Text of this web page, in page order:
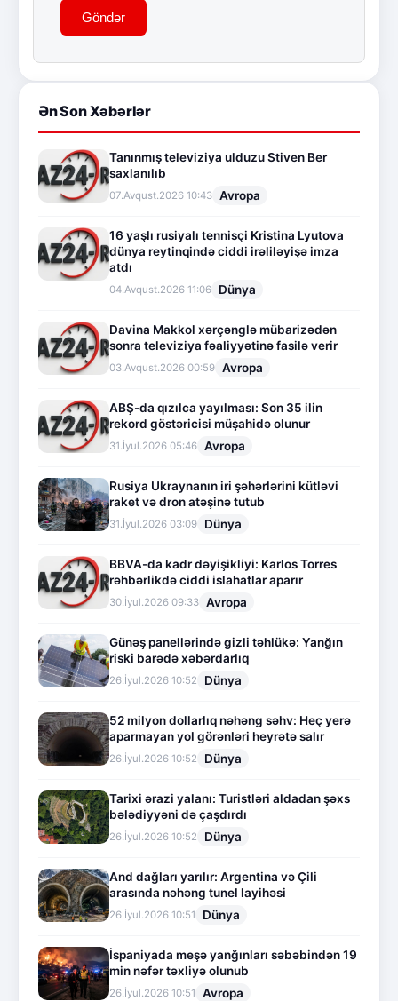
Göndər
Ən Son Xəbərlər
Tanınmış televiziya ulduzu Stiven Ber
saxlanılıb
07.Avqust.2026 10:43 Avropa
16 yaşlı rusiyalı tennisçi Kristina Lyutova
dünya reytinqində ciddi irəliləyişə imza
atdı
04.Avqust.2026 11:06 Dünya
Davina Makkol xərçənglə mübarizədən
sonra televiziya fəaliyyətinə fasilə verir
03.Avqust.2026 00:59 Avropa
ABŞ-da qızılca yayılması: Son 35 ilin
rekord göstəricisi müşahidə olunur
31.İyul.2026 05:46 Avropa
Rusiya Ukraynanın iri şəhərlərini kütləvi
raket və dron atəşinə tutub
31.İyul.2026 03:09 Dünya
BBVA-da kadr dəyişikliyi: Karlos Torres
rəhbərlikdə ciddi islahatlar aparır
30.İyul.2026 09:33 Avropa
Günəş panellərində gizli təhlükə: Yanğın
riski barədə xəbərdarlıq
26.İyul.2026 10:52 Dünya
52 milyon dollarlıq nəhəng səhv: Heç yerə
aparmayan yol görənləri heyrətə salır
26.İyul.2026 10:52 Dünya
Tarixi ərazi yalanı: Turistləri aldadan şəxs
bələdiyyəni də çaşdırdı
26.İyul.2026 10:52 Dünya
And dağları yarılır: Argentina və Çili
arasında nəhəng tunel layihəsi
26.İyul.2026 10:51 Dünya
İspaniyada meşə yanğınları səbəbindən 19
min nəfər təxliyə olunub
26.İyul.2026 10:51 Avropa